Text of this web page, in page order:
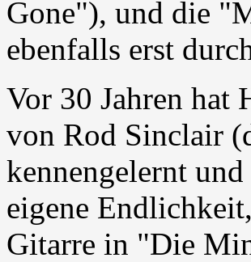
Gone"), und die
ebenfalls erst
Vor 30 Jahren hat
von Rod Sinclair
kennengelernt
eigene
Gitarre in "Die